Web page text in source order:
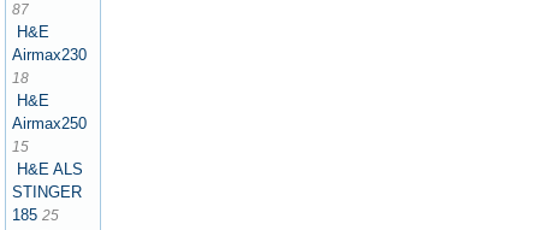
87
H&E
Airmax230
18
H&E
Airmax250
15
H&E ALS
STINGER
185 25